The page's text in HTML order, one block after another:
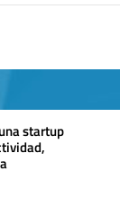
startup